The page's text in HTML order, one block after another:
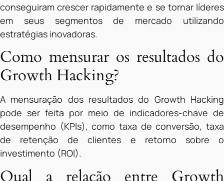
conseguiram crescer rapidamente e se tornar líderes
em seus segmentos de mercado utilizando
estratégias inovadoras.
Como mensurar os resultados do
Growth Hacking?
A mensuração dos resultados do Growth Hacking
pode ser feita por meio de indicadores-chave de
desempenho (KPIs), como taxa de conversão, taxa
de retenção de clientes e retorno sobre o
investimento (ROI).
Qual a relação entre Growth